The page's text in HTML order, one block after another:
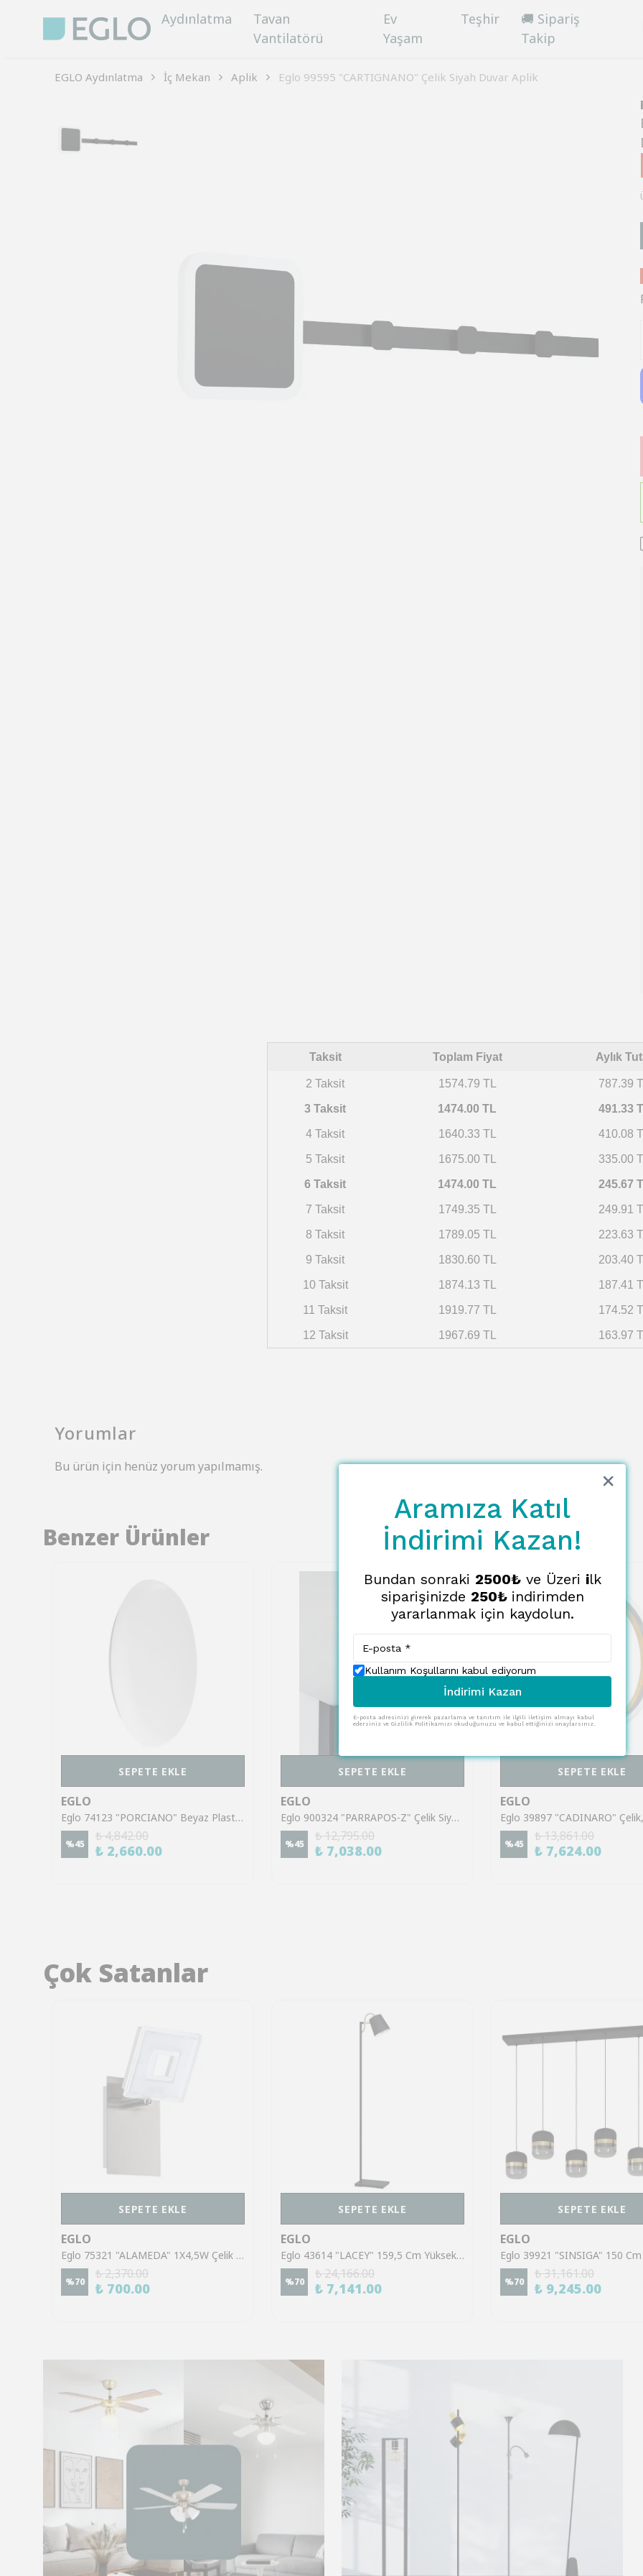
Aydınlatma
Tavan
Vantilatörü
Ev
Yaşam
Teşhir
🚚 Sipariş
Takip
EGLO Aydınlatma İç Mekan Aplik Eglo 99595 "CARTIGNANO" Çelik Siyah Duvar Aplik
Taksit Toplam Fiyat Aylık
2 Taksit 1574.79 TL 787.39
3 Taksit 1474.00 TL 491.33
4 Taksit 1640.33 TL 410.08
5 Taksit 1675.00 TL 335.00
6 Taksit 1474.00 TL 245.67
7 Taksit 1749.35 TL 249.91
8 Taksit 1789.05 TL 223.63
9 Taksit 1830.60 TL 203.40
10 Taksit 1874.13 TL 187.41
11 Taksit 1919.77 TL 174.52
12 Taksit 1967.69 TL 163.97
Yorumlar
Bu ürün için henüz yorum yapılmamış.
Benzer Ürünler
SEPETE EKLE
EGLO
Eglo 74123 "PORCIANO" Beyaz Plastik Duvar Aplik
%45
₺ 4,842.00
₺ 2,660.00
SEPETE EKLE
EGLO
Eglo 900324 "PARRAPOS-Z" Çelik Siyah Duvar Aplik
%45
₺ 12,795.00
₺ 7,038.00
SEPETE EKLE
EGLO
%45
₺ 13,861.00
₺ 7,624.00
Çok Satanlar
SEPETE EKLE
EGLO
Eglo 75321 "ALAMEDA" 1X4,5W Çelik Nikel Mat Sıva Üstü Spot
%70
₺ 2,370.00
₺ 700.00
SEPETE EKLE
EGLO
Eglo 43614 "LACEY" 159,5 Cm Yüksekliğinde Çelik, Ahşap Köşe Lambası Lambader
%70
₺ 24,166.00
₺ 7,141.00
SEPETE EKLE
EGLO
%70
₺ 31,161.00
₺ 9,245.00
Aramıza Katıl
İndirimi Kazan!
Bundan sonraki 2500₺ve Üzeri ilk
siparişinizde 250₺ indirimden
yararlanmak için kaydolun.
Kullanım Koşullarını kabul ediyorum
İndirimi Kazan
E-posta adresinizi girerek pazarlama ve tanıtım ile ilgili iletişim almayı kabul
edersiniz ve Gizlilik Politikamızı okuduğunuzu ve kabul ettiğinizi onaylarsınız.